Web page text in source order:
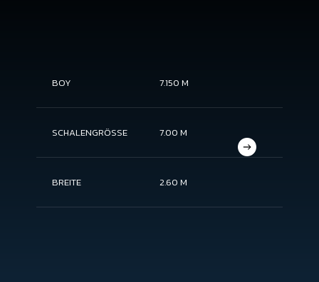
BOY 7.150 M
SCHALENGRÖSSE 7.00 M
BREITE 2.60 M